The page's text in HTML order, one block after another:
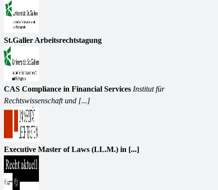
St.Galler Arbeitsrechtstagung
CAS Compliance in Financial Services Institut für
Rechtswissenschaft und [...]
Executive Master of Laws (LL.M.) in [...]